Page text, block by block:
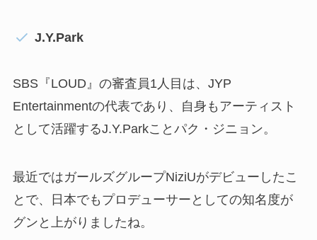
J.Y.Park
SBS『LOUD』の審査員1人目は、JYP
Entertainmentの代表であり、自身もアーティスト
として活躍するJ.Y.Parkことパク・ジニョン。
最近ではガールズグループNiziUがデビューしたこ
とで、日本でもプロデューサーとしての知名度が
グンと上がりましたね。